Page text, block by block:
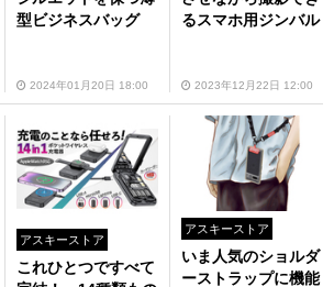
型ビジネスバッグ
2024年01月20日 18:00
るスマホ用ジンバル
2023年12月22日 12:00
アスキーストア
これひとつですべて
アスキーストア
いま人気のショルダ
ーストラップに機能